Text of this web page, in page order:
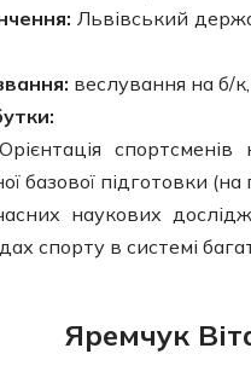
Львівський
веслування на б/
базової підготовки
наукових
спорту в системі
Яремчук